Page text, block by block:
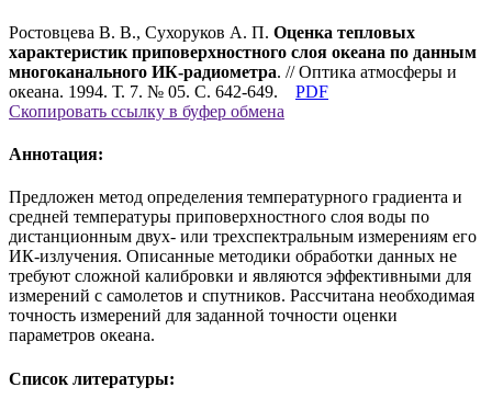
Ростовцева В. В., Сухоруков А. П. Оценка тепловых
характеристик приповерхностного слоя океана по данным
многоканального ИК-радиометра. // Оптика атмосферы и
океана. 1994. Т. 7. № 05. С. 642-649.
PDF
Скопировать ссылку в буфер обмена
Аннотация:
Предложен метод определения температурного градиента и
средней температуры приповерхностного слоя воды по
дистанционным двух- или трехспектральным измерениям его
ИК-излучения. Описанные методики обработки данных не
требуют сложной калибровки и являются эффективными для
измерений с самолетов и спутников. Рассчитана необходимая
точность измерений для заданной точности оценки
параметров океана.
Список литературы: